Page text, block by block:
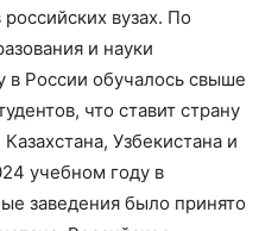
вузах. По
и науки
в России обучалось свыше
что ставит страну
Узбекистана и
учебном году в
заведения было принято